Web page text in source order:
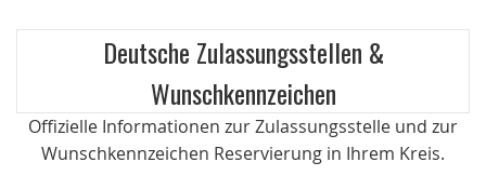
Deutsche Zulassungsstellen &
Wunschkennzeichen
Offizielle Informationen zur Zulassungsstelle und zur
Wunschkennzeichen Reservierung in Ihrem Kreis.